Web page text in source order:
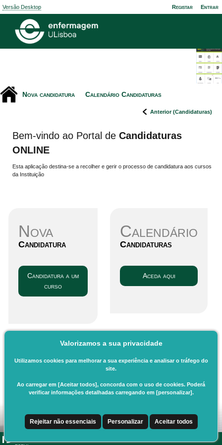
Versão Desktop Registar Entrar
Nova candidatura Calendário Candidaturas
Anterior (Candidaturas)
Bem-vindo ao Portal de Candidaturas
ONLINE
Esta aplicação destina-se a recolher e gerir o processo de candidatura aos cursos
da Instituição
Nova
Candidatura
Candidatura a um
curso
Calendário
Candidaturas
Aceda aqui
Valorizamos a sua privacidade
Utilizamos cookies para melhorar a sua experiência e analisar o tráfego do
site.
Ao carregar em [Aceitar todos], concorda com o uso de cookies. Poderá
verificar informações detalhadas carregando em [personalizar].
Rejeitar não essenciais Personalizar Aceitar todos